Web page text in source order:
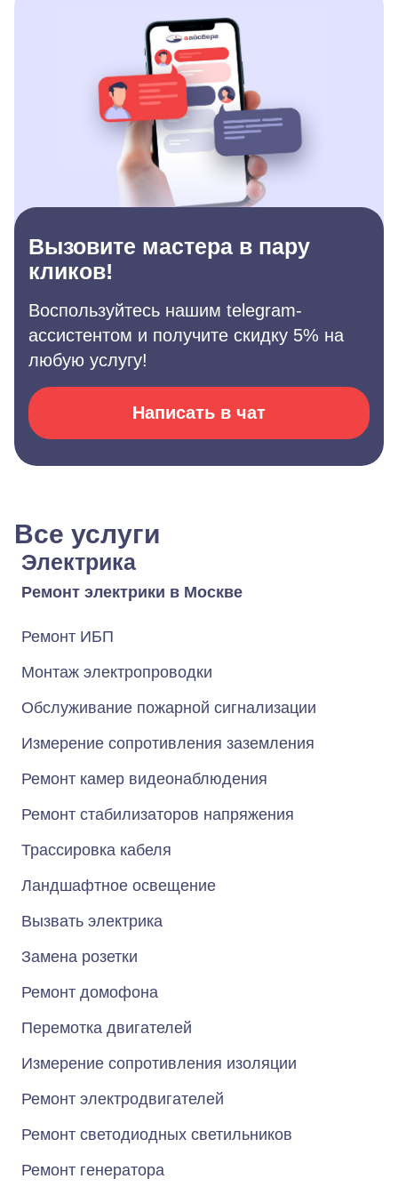
Вызовите мастера в пару
кликов!
Воспользуйтесь нашим telegram-
ассистентом и получите скидку 5% на
любую услугу!
Написать в чат
Все услуги
Электрика
Ремонт электрики в Москве
Ремонт ИБП
Монтаж электропроводки
Обслуживание пожарной сигнализации
Измерение сопротивления заземления
Ремонт камер видеонаблюдения
Ремонт стабилизаторов напряжения
Трассировка кабеля
Ландшафтное освещение
Вызвать электрика
Замена розетки
Ремонт домофона
Перемотка двигателей
Измерение сопротивления изоляции
Ремонт электродвигателей
Ремонт светодиодных светильников
Ремонт генератора